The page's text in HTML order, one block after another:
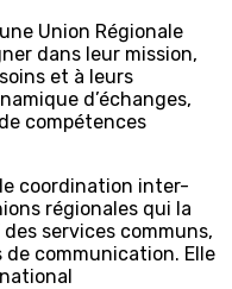
Union Régionale
dans leur mission,
et à leurs
d’échanges,
compétences
coordination inter-
régionales qui la
services communs,
communication. Elle